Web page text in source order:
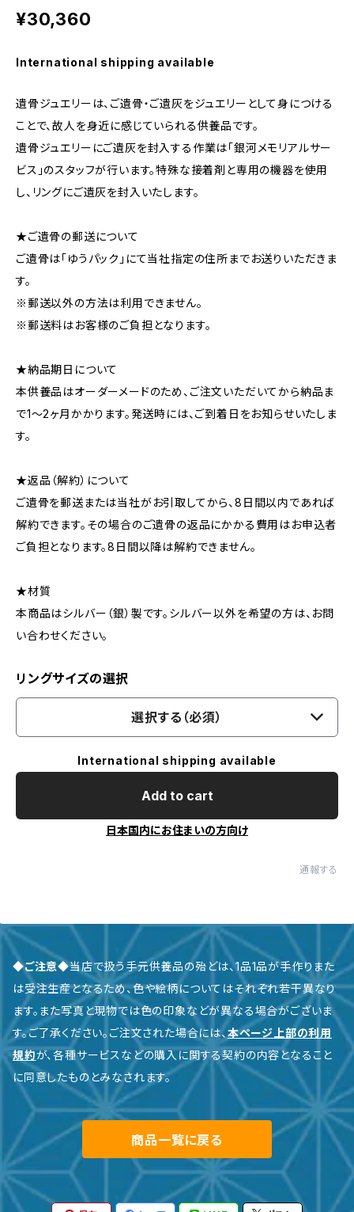
¥30,360
International shipping available
遺骨ジュエリーは、ご遺骨・ご遺灰をジュエリーとして身につける
ことで、故人を身近に感じていられる供養品です。
遺骨ジュエリーにご遺灰を封入する作業は「銀河メモリアルサー
ビス」のスタッフが行います。特殊な接着剤と専用の機器を使用
し、リングにご遺灰を封入いたします。
★ご遺骨の郵送について
ご遺骨は「ゆうパック」にて当社指定の住所までお送りいただきま
す。
※郵送以外の方法は利用できません。
※郵送料はお客様のご負担となります。
★納品期日について
本供養品はオーダーメードのため、ご注文いただいてから納品ま
で1～2ヶ月かかります。発送時には、ご到着日をお知らせいたしま
す。
★返品（解約）について
ご遺骨を郵送または当社がお引取してから、8日間以内であれば
解約できます。その場合のご遺骨の返品にかかる費用はお申込者
ご負担となります。8日間以降は解約できません。
★材質
本商品はシルバー（銀）製です。シルバー以外を希望の方は、お問
い合わせください。
リングサイズの選択
選択する（必須）
International shipping available
Add to cart
日本国内にお住まいの方向け
通報する
◆ご注意◆当店で扱う手元供養品の殆どは、1品1品が手作りまた
は受注生産となるため、色や絵柄についてはそれぞれ若干異なり
ます。また写真と現物では色の印象などが異なる場合がございま
す。ご了承ください。ご注文された場合には、本ページ上部の利用
規約が、各種サービスなどの購入に関する契約の内容となること
に同意したものとみなされます。
商品一覧に戻る